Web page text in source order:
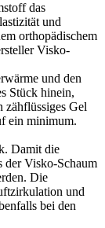
das
und
orthopädischem
Visko-
und den
Stück hinein,
zähflüssiges Gel
ein minimum.
Damit die
der Visko-Schaum
Die
und
bei den